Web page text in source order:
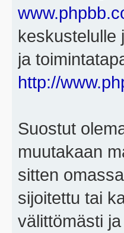
keskustelulle
ja
http://
Suostut
muutakaan
sitten
sijoitettu tai
välittömästi